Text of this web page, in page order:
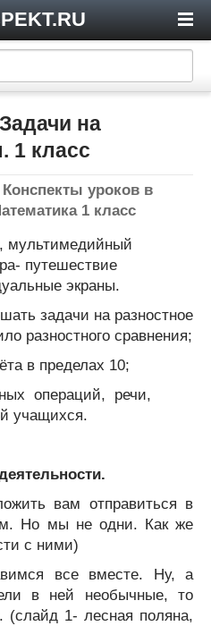
на
1 класс
Конспекты уроков в
1 класс
мультимедийный
путешествие
экраны.
задачи на разностное
разностного сравнения;
в пределах 10;
операций, речи,
учащихся.
вам отправиться в
Но мы не одни. Как же
с ними)
все вместе. Ну, а
в ней необычные, то
(слайд 1- лесная поляна,